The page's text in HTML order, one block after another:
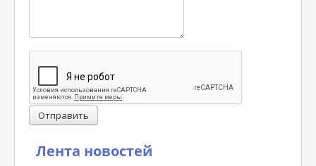
Лента новостей
Отправить